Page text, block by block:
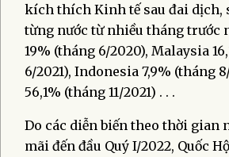
kích thích Kinh tế sau đai dịch,
từng nước từ nhiều tháng trước
19% (tháng 6/2020), Malaysia
6/2021), Indonesia 7,9% (tháng
56,1% (tháng 11/2021) . . .
Do các diễn biến theo thời gian
mãi đến đầu Quý I/2022, Quốc